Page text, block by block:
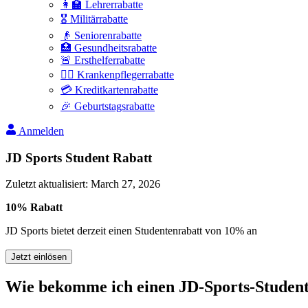
👩‍🏫 Lehrerrabatte
🎖️ Militärrabatte
👴 Seniorenrabatte
🏥 Gesundheitsrabatte
🚨 Ersthelferrabatte
👩‍⚕️ Krankenpflegerrabatte
💳 Kreditkartenrabatte
🎉 Geburtstagsrabatte
Anmelden
JD Sports Student Rabatt
Zuletzt aktualisiert: March 27, 2026
10% Rabatt
JD Sports bietet derzeit einen Studentenrabatt von 10% an
Jetzt einlösen
Wie bekomme ich einen JD-Sports-